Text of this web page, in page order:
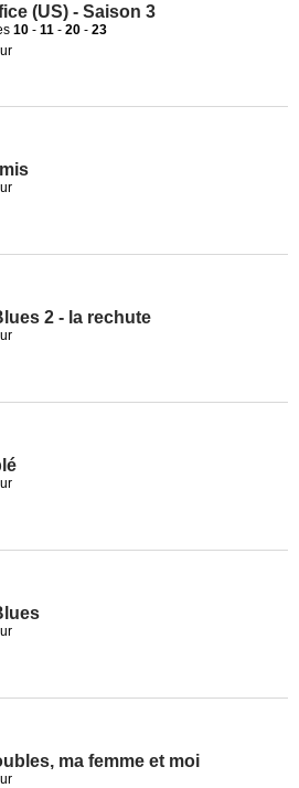
(US) - Saison 3
10 - 11 - 20 - 23
2 - la rechute
ma femme et moi